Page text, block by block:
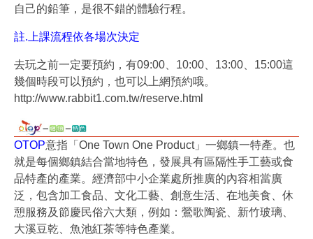
自己的鉛筆，是很不錯的體驗行程。
註.上課流程依各場次決定
去玩之前一定要預約，有09:00、10:00、13:00、15:00這
幾個時段可以預約，也可以上網預約哦。
http://www.rabbit1.com.tw/reserve.html
OTOP意指「One Town One Product」一鄉鎮一特產。也
就是每個鄉鎮結合當地特色，發展具有區隔性手工藝或食
品特產的產業。經濟部中小企業處所推廣的內容相當廣
泛，包含加工食品、文化工藝、創意生活、在地美食、休
憩服務及節慶民俗六大類，例如：鶯歌陶瓷、新竹玻璃、
大溪豆乾、魚池紅茶等特色產業。